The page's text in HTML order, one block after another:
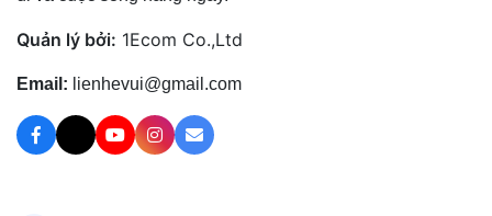
Quản lý bởi: 1Ecom Co.,Ltd
Email: lienhevui@gmail.com